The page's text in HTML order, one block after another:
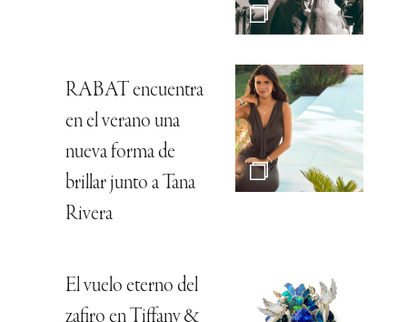
RABAT encuentra
en el verano una
nueva forma de
brillar junto a Tana
Rivera
El vuelo eterno del
zafiro en Tiffany &